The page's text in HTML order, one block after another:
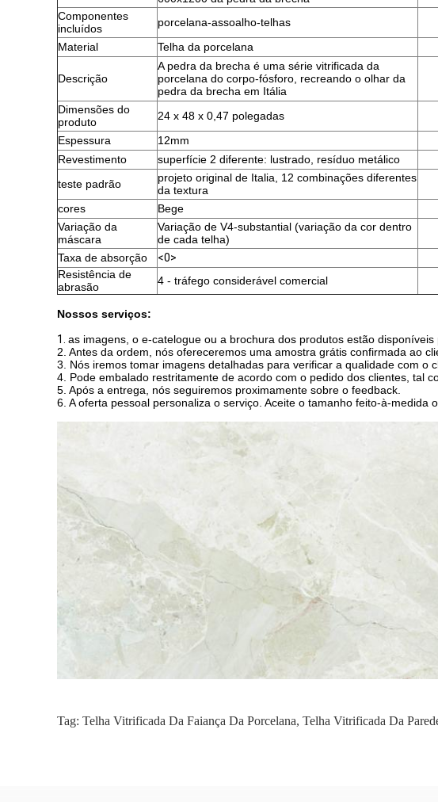
Componentes
incluídos
porcelana-assoalho-telhas
Material
Telha da porcelana
Descrição
A pedra da brecha é uma série vitrificada da
porcelana do corpo-fósforo, recreando o olhar da
pedra da brecha em Itália
Dimensões do
produto
24 x 48 x 0,47 polegadas
Espessura
12mm
Revestimento
superfície 2 diferente: lustrado, resíduo metálico
teste padrão
projeto original de Italia, 12 combinações diferentes
da textura
cores
Bege
Variação da
máscara
Variação de V4-substantial (variação da cor dentro
de cada telha)
Taxa de absorção
<0>
Resistência de
abrasão
4 - tráfego considerável comercial
Nossos serviços:
1. as imagens, o e-catelogue ou a brochura dos produtos estão disponíveis
2. Antes da ordem, nós ofereceremos uma amostra grátis confirmada ao
3. Nós iremos tomar imagens detalhadas para verificar a qualidade com
4. Pode embalado restritamente de acordo com o pedido dos clientes, tal
5. Após a entrega, nós seguiremos proximamente sobre o feedback.
6. A oferta pessoal personaliza o serviço. Aceite o tamanho feito-à-medida
Tag: Telha Vitrificada Da Faiança Da Porcelana, Telha Vitrificada Da